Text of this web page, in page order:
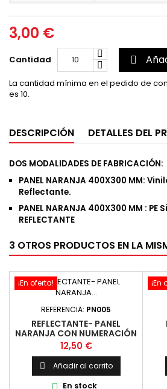
3,00 €
Cantidad 
La cantidad mínima en el pedido de
es 10.
DESCRIPCIÓN DETALLES DEL
DOS MODALIDADES DE FABRICACIÓN:
PANEL NARANJA 400X300 MM:
Reflectante.
PANEL NARANJA 400X300 MM : PE
REFLECTANTE
3 OTROS PRODUCTOS EN LA
¡En oferta!
REFERENCIA: PN005
REFLECTANTE- PANEL
NARANJA CON NUMERACIÓN
300X400 MM
Precio
12,50 €
 Añadir al carrito
En stock
¡En